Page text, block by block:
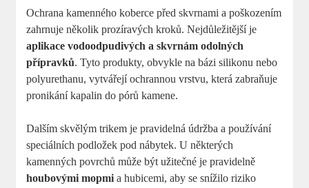
Ochrana kamenného koberce před skvrnami a poškozením
zahrnuje několik prozíravých kroků. Nejdůležitější je
aplikace vodoodpudivých a skvrnám odolných
přípravků. Tyto produkty, obvykle na bázi silikonu nebo
polyurethanu, vytvářejí ochrannou vrstvu, která zabraňuje
pronikání kapalin do pórů kamene.
Dalším skvělým trikem je pravidelná údržba a používání
speciálních podložek pod nábytek. U některých
kamenných povrchů může být užitečné je pravidelně
houbovými mopmi a hubicemi, aby se snížilo riziko